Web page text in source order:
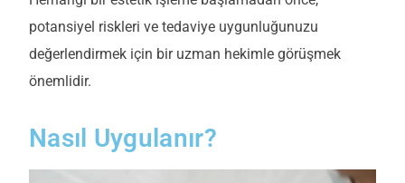
potansiyel riskleri ve tedaviye uygunluğunuzu
değerlendirmek için bir uzman hekimle görüşmek
önemlidir.
Nasıl Uygulanır?